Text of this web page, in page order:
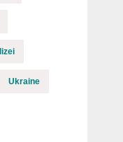
Ukraine